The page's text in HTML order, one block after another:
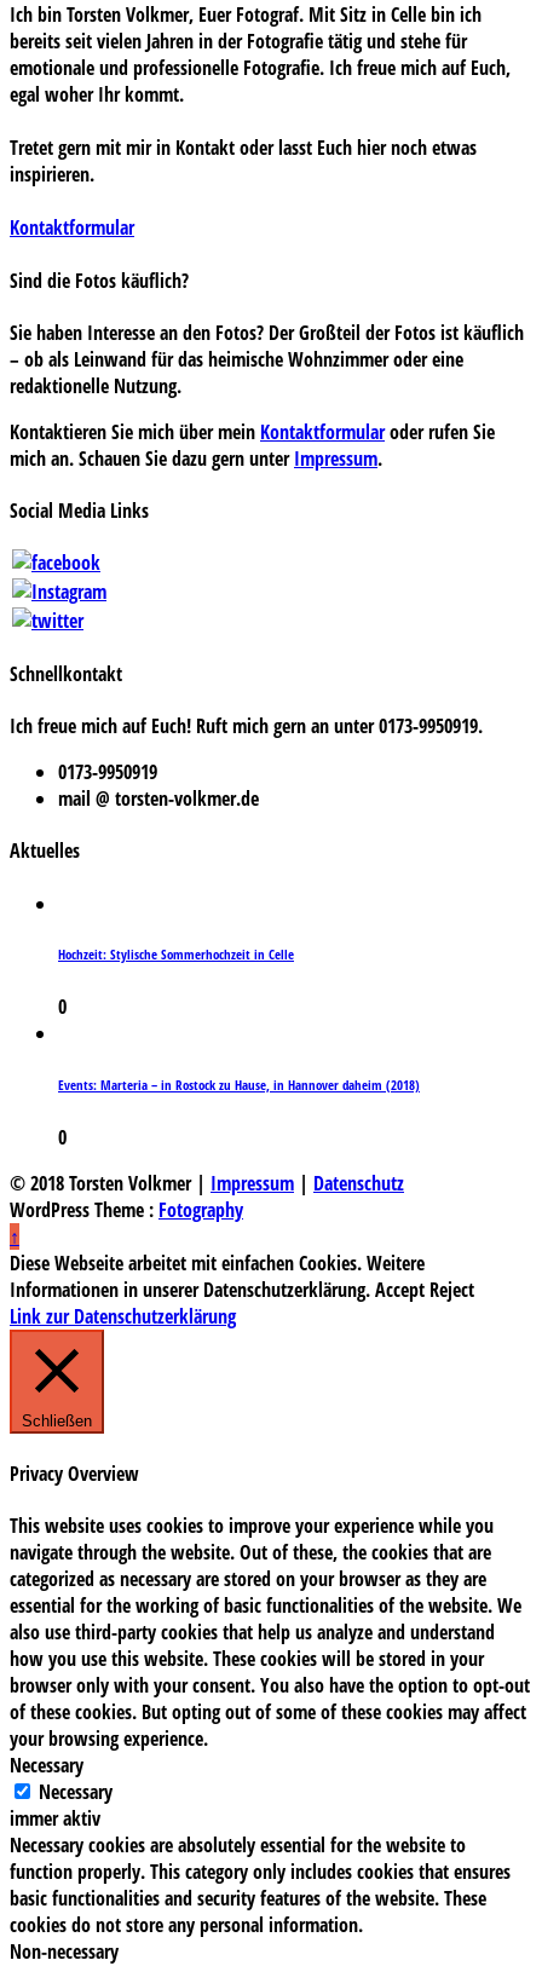
Ich bin Torsten Volkmer, Euer Fotograf. Mit Sitz in Celle bin ich
bereits seit vielen Jahren in der Fotografie tätig und stehe für
emotionale und professionelle Fotografie. Ich freue mich auf Euch,
egal woher Ihr kommt.
Tretet gern mit mir in Kontakt oder lasst Euch hier noch etwas
inspirieren.
Kontaktformular
Sind die Fotos käuflich?
Sie haben Interesse an den Fotos? Der Großteil der Fotos ist käuflich
– ob als Leinwand für das heimische Wohnzimmer oder eine
redaktionelle Nutzung.
Kontaktieren Sie mich über mein Kontaktformularoder rufen Sie
mich an. Schauen Sie dazu gern unterImpressum.
Social Media Links
Schnellkontakt
Ich freue mich auf Euch! Ruft mich gern an unter 0173-9950919.
0173-9950919
mail @ torsten-volkmer.de
Aktuelles
Hochzeit: Stylische Sommerhochzeit in Celle
0
Events: Marteria – in Rostock zu Hause, in Hannover daheim (2018)
0
© 2018 Torsten Volkmer | Impressum | Datenschutz
WordPress Theme : Fotography
↑
Diese Webseite arbeitet mit einfachen Cookies. Weitere
Informationen in unserer Datenschutzerklärung.Accept Reject
Link zur Datenschutzerklärung
Schließen
Privacy Overview
This website uses cookies to improve your experience while you
navigate through the website. Out of these, the cookies that are
categorized as necessary are stored on your browser as they are
essential for the working of basic functionalities of the website. We
also use third-party cookies that help us analyze and understand
how you use this website. These cookies will be stored in your
browser only with your consent. You also have the option to opt-out
of these cookies. But opting out of some of these cookies may affect
your browsing experience.
Necessary
Necessary
immer aktiv
Necessary cookies are absolutely essential for the website to
function properly. This category only includes cookies that ensures
basic functionalities and security features of the website. These
cookies do not store any personal information.
Non-necessary